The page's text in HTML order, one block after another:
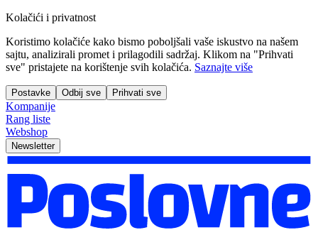
Kolačići i privatnost
Koristimo kolačiće kako bismo poboljšali vaše iskustvo na našem
sajtu, analizirali promet i prilagodili sadržaj. Klikom na "Prihvati
sve" pristajete na korištenje svih kolačića. Saznajte više
Postavke Odbij sve Prihvati sve
Kompanije
Rang liste
Webshop
Newsletter